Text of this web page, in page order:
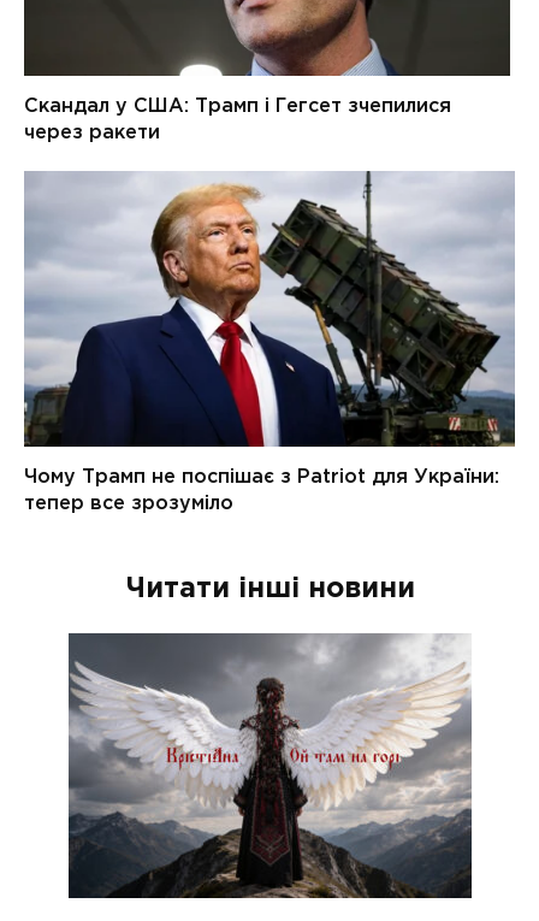
Читати інші новини